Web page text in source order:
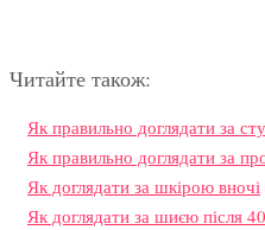
Читайте також:
Як правильно доглядати за
Як правильно доглядати за
Як доглядати за шкірою вночі
Як доглядати за шиєю після